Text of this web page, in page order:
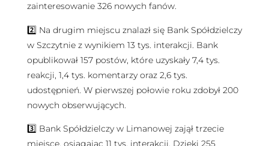
zainteresowanie 326 nowych fanów.
2️⃣ Na drugim miejscu znalazł się Bank Spółdzielczy
w Szczytnie z wynikiem 13 tys. interakcji. Bank
opublikował 157 postów, które uzyskały 7,4 tys.
reakcji, 1,4 tys. komentarzy oraz 2,6 tys.
udostępnień. W pierwszej połowie roku zdobył 200
nowych obserwujących.
3️⃣ Bank Spółdzielczy w Limanowej zajął trzecie
miejsce, osiągając 11 tys. interakcji. Dzięki 255